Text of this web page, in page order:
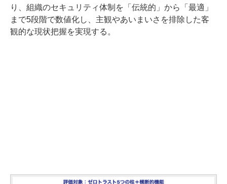
り、組織のセキュリティ体制を「伝統的」から「最適」
まで5段階で数値化し、主観やあいまいさを排除した客
観的な現状把握を実現する。